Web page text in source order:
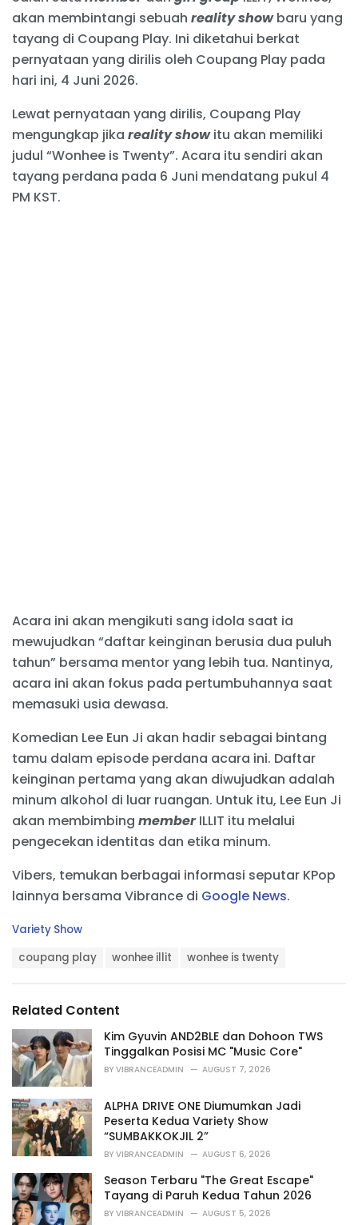
akan membintangi sebuah reality showbaru yang
tayang di Coupang Play. Ini diketahui berkat
pernyataan yang dirilis oleh Coupang Play pada
hari ini, 4 Juni 2026.
Lewat pernyataan yang dirilis, Coupang Play
mengungkap jika reality showitu akan memiliki
judul “Wonhee is Twenty”. Acara itu sendiri akan
tayang perdana pada 6 Juni mendatang pukul 4
PM KST.
Acara ini akan mengikuti sang idola saat ia
mewujudkan “daftar keinginan berusia dua puluh
tahun” bersama mentor yang lebih tua. Nantinya,
acara ini akan fokus pada pertumbuhannya saat
memasuki usia dewasa.
Komedian Lee Eun Ji akan hadir sebagai bintang
tamu dalam episode perdana acara ini. Daftar
keinginan pertama yang akan diwujudkan adalah
minum alkohol di luar ruangan. Untuk itu, Lee Eun Ji
akan membimbing memberILLIT itu melalui
pengecekan identitas dan etika minum.
Vibers, temukan berbagai informasi seputar KPop
lainnya bersama Vibrance di Google News.
C
r
i
e
s
:
Variety Show
:
coupang play wonhee illit wonhee is twenty
Related Content
Kim Gyuvin AND2BLE dan Dohoon TWS
Tinggalkan Posisi MC "Music Core"
BY VIBRANCEADMIN AUGUST 7, 2026
ALPHA DRIVE ONE Diumumkan Jadi
Peserta Kedua Variety Show
“SUMBAKKOKJIL 2”
BY VIBRANCEADMIN AUGUST 6, 2026
Season Terbaru "The Great Escape"
Tayang di Paruh Kedua Tahun 2026
BY VIBRANCEADMIN AUGUST 5, 2026